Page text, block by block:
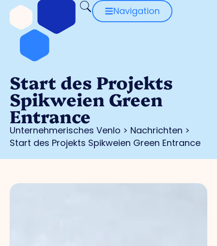
Navigation
Start des Projekts
Spikweien Green
Entrance
Unternehmerisches Venlo > Nachrichten >
Start des Projekts Spikweien Green Entrance